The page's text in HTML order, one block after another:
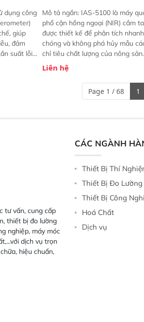
dụng công
giúp
đảm
suất lỗi.
Đáp ứng
mẫu mã
Mô tả ngắn: IAS-5100 là máy
phổ cận hồng ngoại (NIR) cầm
được thiết kế để phân tích nhanh
chóng và không phá hủy mẫu
chỉ tiêu chất lượng của nông sản.
Phạm vi sử dụng: Thiết bị linh hoạt
cho nhiều kịch bản khác nhau như
tại điểm thu mua, trong xưởng
xuất hoặc trực tiếp ngoài đồng
Liên hệ
Page 1 / 68 1
tư vấn, cung cấp
thiết bị đo lường
nghiệp, máy móc
dịch vụ trọn
hiệu chuẩn,
CÁC NGÀNH
Thiết Bị Thí
Thiết Bị Đo
Thiết Bị Công
Hoá Chất
Dịch vụ